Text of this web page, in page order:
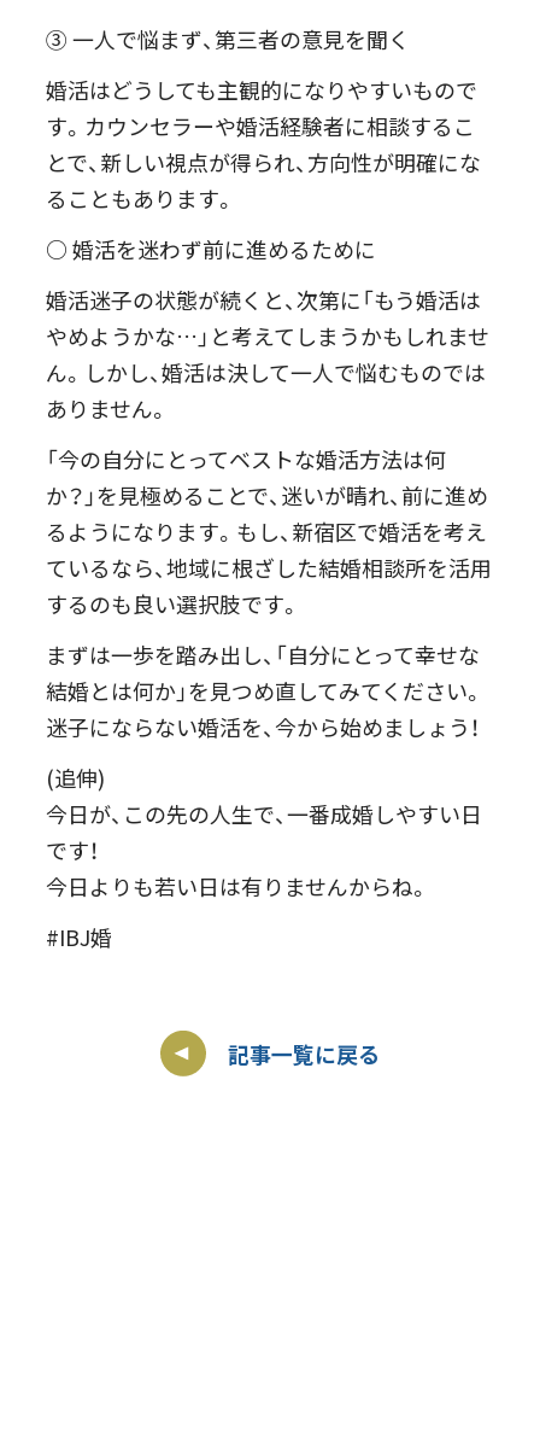
③ 一人で悩まず、第三者の意見を聞く
婚活はどうしても主観的になりやすいもので
す。カウンセラーや婚活経験者に相談するこ
とで、新しい視点が得られ、方向性が明確にな
ることもあります。
○ 婚活を迷わず前に進めるために
婚活迷子の状態が続くと、次第に「もう婚活は
やめようかな…」と考えてしまうかもしれませ
ん。しかし、婚活は決して一人で悩むものでは
ありません。
「今の自分にとってベストな婚活方法は何
か？」を見極めることで、迷いが晴れ、前に進め
るようになります。もし、新宿区で婚活を考え
ているなら、地域に根ざした結婚相談所を活用
するのも良い選択肢です。
まずは一歩を踏み出し、「自分にとって幸せな
結婚とは何か」を見つめ直してみてください。
迷子にならない婚活を、今から始めましょう！
(追伸)
今日が、この先の人生で、一番成婚しやすい日
です！
今日よりも若い日は有りませんからね。
#IBJ婚
記事一覧に戻る